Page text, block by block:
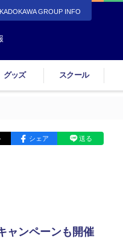
KADOKAWA GROUP INFO
グッズ スクール
シェア 送る
ャンペーンも開催